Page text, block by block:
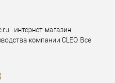
- интернет-магазин
компании CLEO. Все